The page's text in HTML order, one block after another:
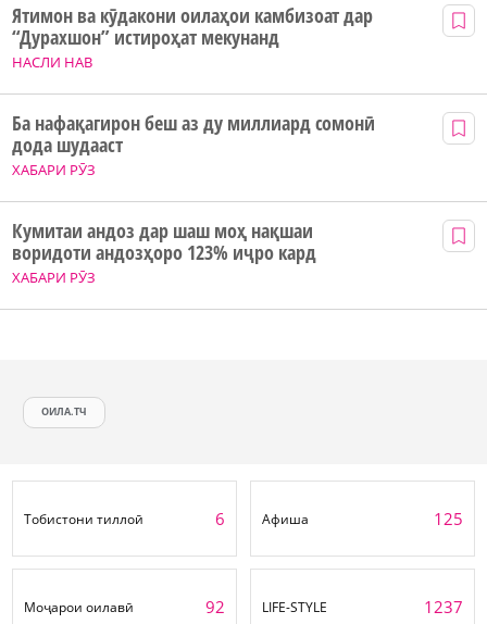
НАСЛИ НАВ
Ятимон ва кӯдакони оилаҳои камбизоат дар
“Дурахшон” истироҳат мекунанд
ХАБАРИ РӮЗ
Ба нафақагирон беш аз ду миллиард сомонӣ
дода шудааст
ХАБАРИ РӮЗ
Кумитаи андоз дар шаш моҳ нақшаи
воридоти андозҳоро 123% иҷро кард
ОИЛА.ТЧ
Тобистони тиллоӣ 6 Афиша 125
Моҷарои оилавӣ 92 LIFE-STYLE 1237